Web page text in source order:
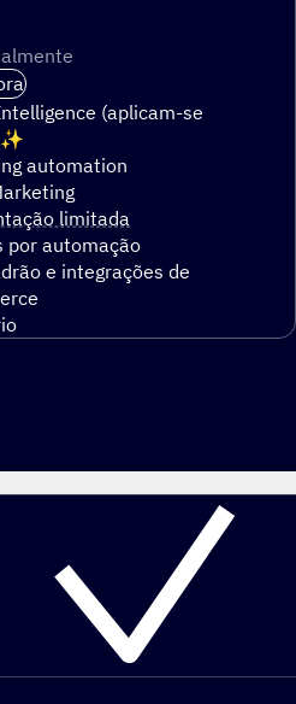
(aplicam-se
automation
limitada
por automação
e integrações de